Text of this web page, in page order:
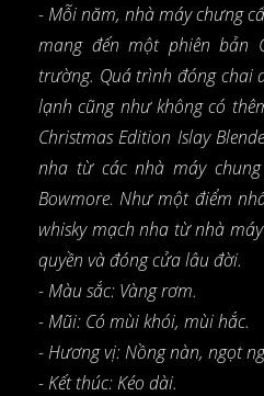
- Mỗi năm, nhà máy chưng
mang đến một phiên bản
trường. Quá trình đóng chai
lạnh cũng như không có
Christmas Edition Islay
nha từ các nhà máy
Bowmore. Như một điểm
whisky mạch nha từ nhà
quyền và đóng cửa lâu đời.
- Màu sắc: Vàng rơm.
- Mũi: Có mùi khói, mùi hắc.
- Hương vị: Nồng nàn, ngọt
- Kết thúc: Kéo dài.